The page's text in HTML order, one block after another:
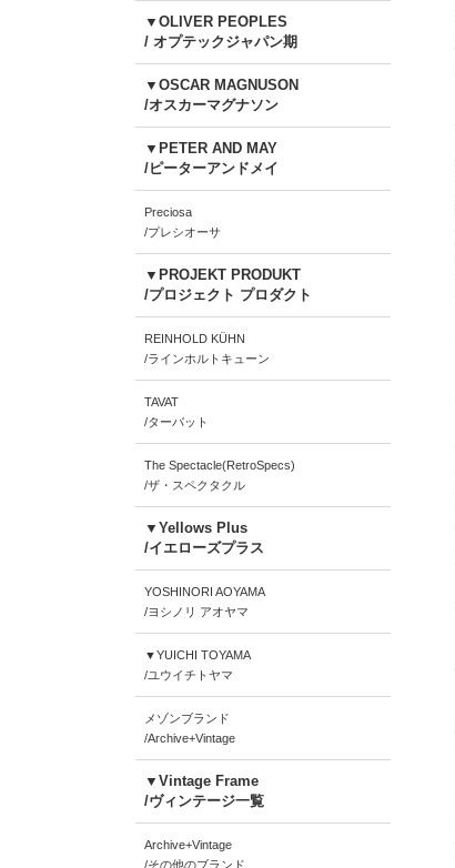
▼OLIVER PEOPLES
/ オプテックジャパン期
▼OSCAR MAGNUSON
/オスカーマグナソン
▼PETER AND MAY
/ピーターアンドメイ
Preciosa
/プレシオーサ
▼PROJEKT PRODUKT
/プロジェクト プロダクト
REINHOLD KÜHN
/ラインホルトキューン
TAVAT
/ターバット
The Spectacle(RetroSpecs)
/ザ・スペクタクル
▼Yellows Plus
/イエローズプラス
YOSHINORI AOYAMA
/ヨシノリ アオヤマ
▼YUICHI TOYAMA
/ユウイチトヤマ
メゾンブランド
/Archive+Vintage
▼Vintage Frame
/ヴィンテージ一覧
Archive+Vintage
/その他のブランド